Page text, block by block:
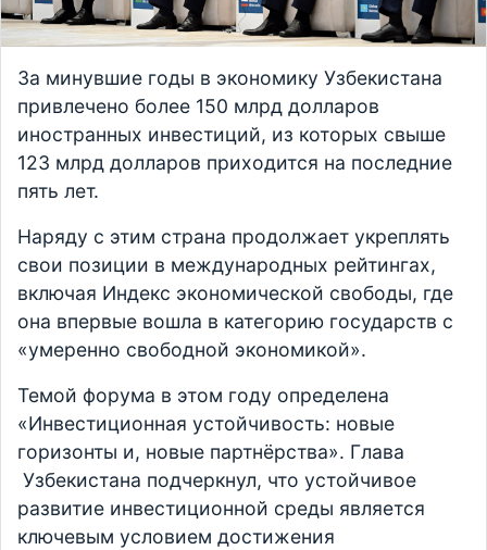
За минувшие годы в экономику Узбекистана
привлечено более 150 млрд долларов
иностранных инвестиций, из которых свыше
123 млрд долларов приходится на последние
пять лет.
Наряду с этим страна продолжает укреплять
свои позиции в международных рейтингах,
включая Индекс экономической свободы, где
она впервые вошла в категорию государств с
«умеренно свободной экономикой».
Темой форума в этом году определена
«Инвестиционная устойчивость: новые
горизонты и, новые партнёрства». Глава
Узбекистана подчеркнул, что устойчивое
развитие инвестиционной среды является
ключевым условием достижения